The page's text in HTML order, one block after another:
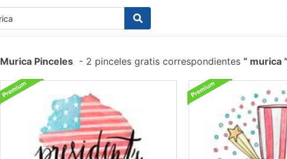
Murica Pinceles - 2 pinceles gratis correspondientes murica